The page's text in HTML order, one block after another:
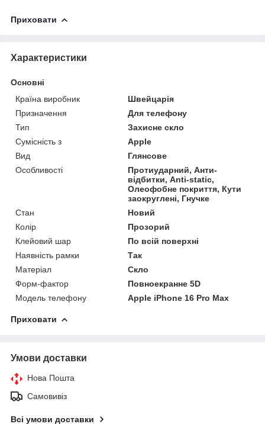
Приховати
Характеристики
Основні
Країна виробник
Швейцарія
Призначення
Для телефону
Тип
Захисне скло
Сумісність з
Apple
Вид
Глянсове
Особливості
Протиударний, Анти-
відбитки, Anti-static,
Олеофобне покриття, Кути
заокруглені, Гнучке
Стан
Новий
Колір
Прозорий
Клейовий шар
По всій поверхні
Наявність рамки
Так
Матеріал
Скло
Форм-фактор
Повноекранне 5D
Модель телефону
Apple iPhone 16 Pro Max
Приховати
Умови доставки
Нова Пошта
Самовивіз
Всі умови доставки